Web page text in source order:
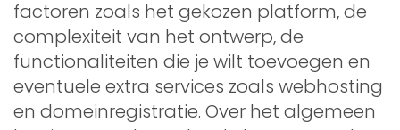
factoren zoals het gekozen platform, de
complexiteit van het ontwerp, de
functionaliteiten die je wilt toevoegen en
eventuele extra services zoals webhosting
en domeinregistratie. Over het algemeen